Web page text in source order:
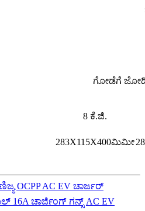
ಗೋಡೆಗೆ
8 ಕೆ.ಜಿ.
283X115X400ಮಿಮೀ
OCPP AC EV ಚಾರ್ಜರ್
16A ಚಾರ್ಜಿಂಗ್ ಗನ್ಸ್ AC EV